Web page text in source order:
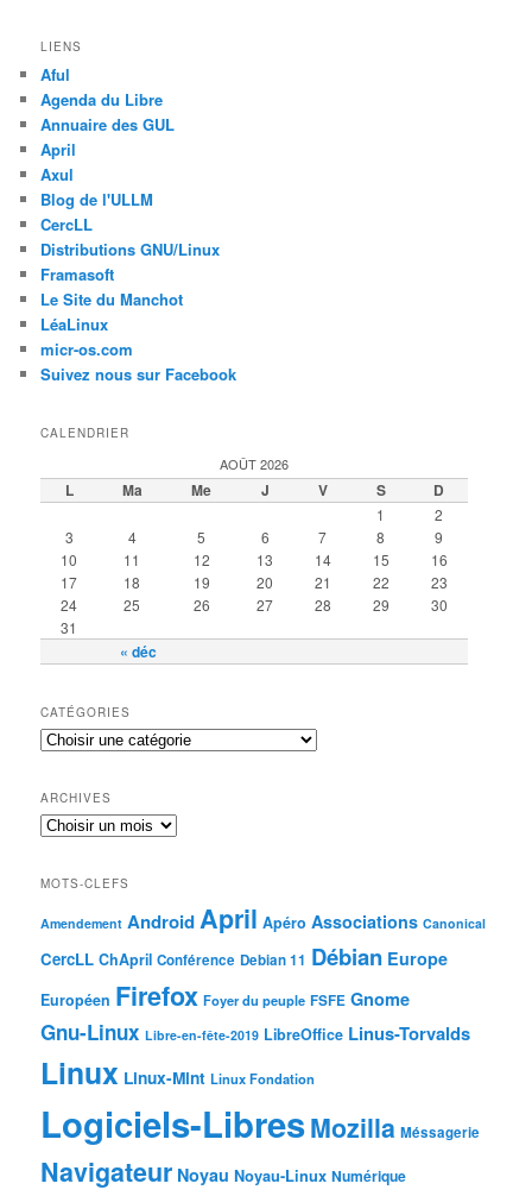
LIENS
Aful
Agenda du Libre
Annuaire des GUL
April
Axul
Blog de l'ULLM
CercLL
Distributions GNU/Linux
Framasoft
Le Site du Manchot
LéaLinux
micr-os.com
Suivez nous sur Facebook
CALENDRIER
AOÛT 2026
L Ma Me J V S D
« déc
1
2
3
4 5 6 7 8
9
10
11 12 13 14 15
16
17
18 19 20 21 22
23
24
25 26 27 28 29
30
31
CATÉGORIES
ARCHIVES
MOTS-CLEFS
Amendement AndroidApril Apéro Associations Canonical
CercLL ChApril Conférence Debian 11 Débian Europe
Européen Firefox Foyer du peuple FSFE Gnome
Gnu-Linux Libre-en-fête-2019 LibreOffice Linus-Torvalds
Linux Linux-Mint Linux Fondation
Logiciels-LibresMozilla Méssagerie
Navigateur Noyau Noyau-Linux Numérique